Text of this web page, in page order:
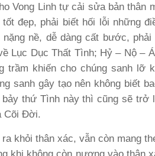
Vong Linh tự cải sửa bản thân
đẹp, phải biết hối lỗi những
nề, dễ dàng cất bước, phải
Lục Dục Thất Tình; Hỷ – Nộ –
trầm khiến cho chúng sanh lỡ
sanh gây tạo nên không biết
thứ Tình này thì cũng sẽ trở
Cõi Đời.
khỏi thân xác, vẫn còn mang
khi không còn nương vào thân